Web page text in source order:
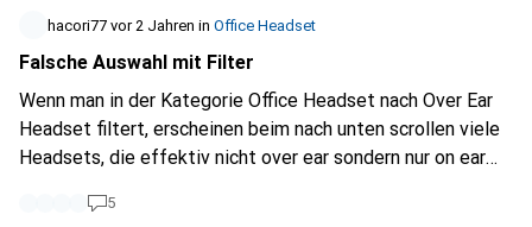
hacori77 vor 2 Jahren in Office Headset
Falsche Auswahl mit Filter
Wenn man in der Kategorie Office Headset nach Over Ear
Headset filtert, erscheinen beim nach unten scrollen viele
Headsets, die effektiv nicht over ear sondern nur on ear
das mal angepasst werden könnte.
5